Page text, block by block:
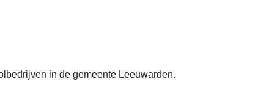
in de gemeente Leeuwarden.